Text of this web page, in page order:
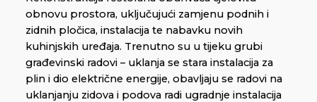
obnovu prostora, uključujući zamjenu podnih i
zidnih pločica, instalacija te nabavku novih
kuhinjskih uređaja. Trenutno su u tijeku grubi
građevinski radovi – uklanja se stara instalacija za
plin i dio električne energije, obavljaju se radovi na
uklanjanju zidova i podova radi ugradnje instalacija